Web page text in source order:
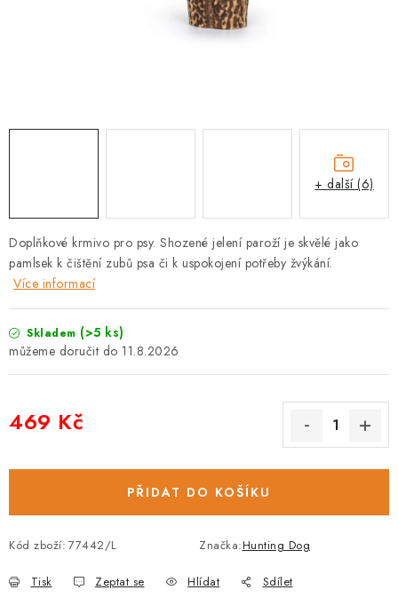
Výměna, vrácení a reklamace
Obchodní podmínky
Hodnocení obchodu
FAQ
Doplňkové krmivo pro psy. Shozené jelení paroží je skvělé jako
pamlsek k čištění zubů psa či k uspokojení potřeby žvýkání.
Více informací
Skladem (>5 ks)
11.8.2026
469 Kč
PŘIDAT DO KOŠÍKU
Kód zboží: 77442/L Značka:Hunting Dog
Tisk Zeptat se Hlídat Sdílet
+ další (6)